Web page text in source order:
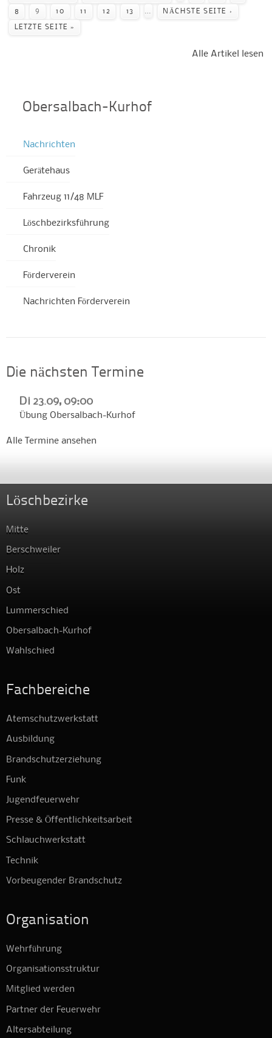
8 9 10 11 12 13 NÄCHSTE SEITE ›
LETZTE SEITE »
Alle Artikel lesen
Obersalbach-Kurhof
Nachrichten
Gerätehaus
Fahrzeug 11/48 MLF
Löschbezirksführung
Chronik
Förderverein
Nachrichten Förderverein
Die nächsten Termine
Di 23.09, 09:00
Übung Obersalbach-Kurhof
Alle Termine ansehen
Löschbezirke
Mitte
Berschweiler
Holz
Ost
Lummerschied
Obersalbach-Kurhof
Wahlschied
Fachbereiche
Atemschutzwerkstatt
Ausbildung
Brandschutzerziehung
Funk
Jugendfeuerwehr
Presse & Öffentlichkeitsarbeit
Schlauchwerkstatt
Technik
Vorbeugender Brandschutz
Organisation
Wehrführung
Organisationsstruktur
Mitglied werden
Partner der Feuerwehr
Altersabteilung